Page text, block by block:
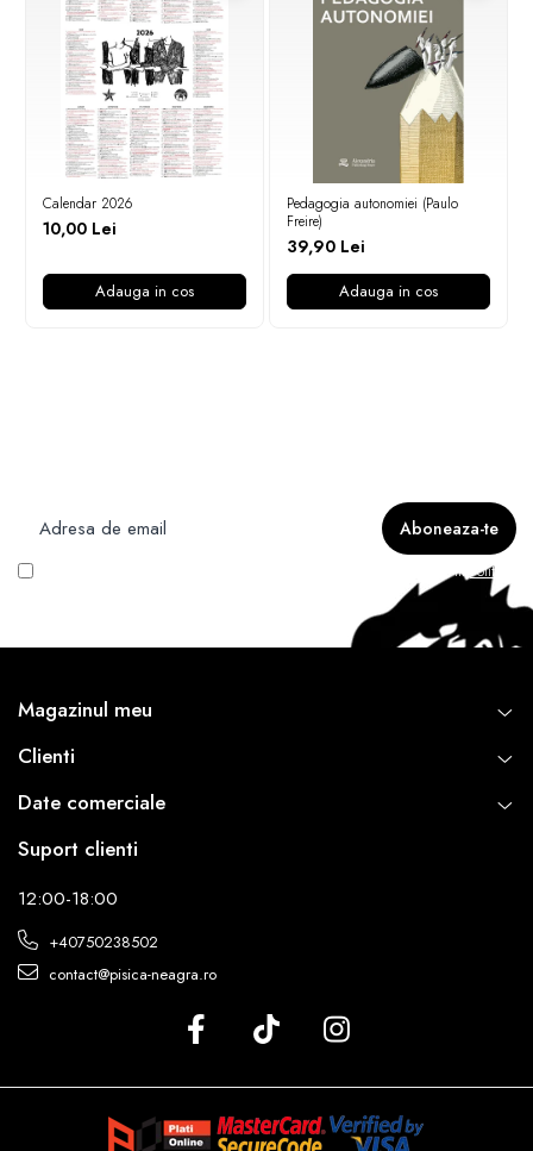
Calendar 2026
10,00 Lei
Adauga in cos
Pedagogia autonomiei (Paulo
Freire)
39,90 Lei
Adauga in cos
Vreau să primesc newsletter cu promoțiile magazinului. Află mai multe în Politica
Magazinul meu
Clienti
Date comerciale
Suport clienti
12:00-18:00
+40750238502
contact@pisica-neagra.ro